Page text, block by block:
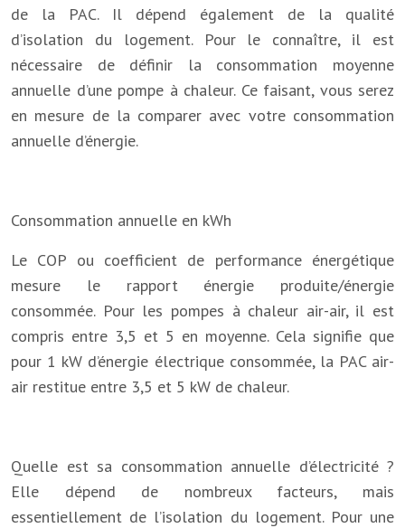
de la PAC. Il dépend également de la qualité
d’isolation du logement. Pour le connaître, il est
nécessaire de définir la consommation moyenne
annuelle d’une pompe à chaleur. Ce faisant, vous serez
en mesure de la comparer avec votre consommation
annuelle d’énergie.
Consommation annuelle en kWh
Le COP ou coefficient de performance énergétique
mesure le rapport énergie produite/énergie
consommée. Pour les pompes à chaleur air-air, il est
compris entre 3,5 et 5 en moyenne. Cela signifie que
pour 1 kW d’énergie électrique consommée, la PAC air-
air restitue entre 3,5 et 5 kW de chaleur.
Quelle est sa consommation annuelle d’électricité ?
Elle dépend de nombreux facteurs, mais
essentiellement de l’isolation du logement. Pour une